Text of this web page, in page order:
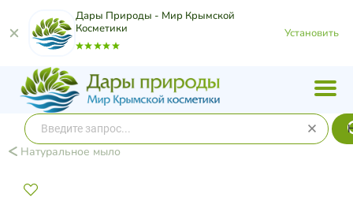
Дары Природы - Мир Крымской
Косметики
Установить
Натуральное мыло